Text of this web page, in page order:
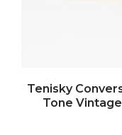
Tenisky
Tone